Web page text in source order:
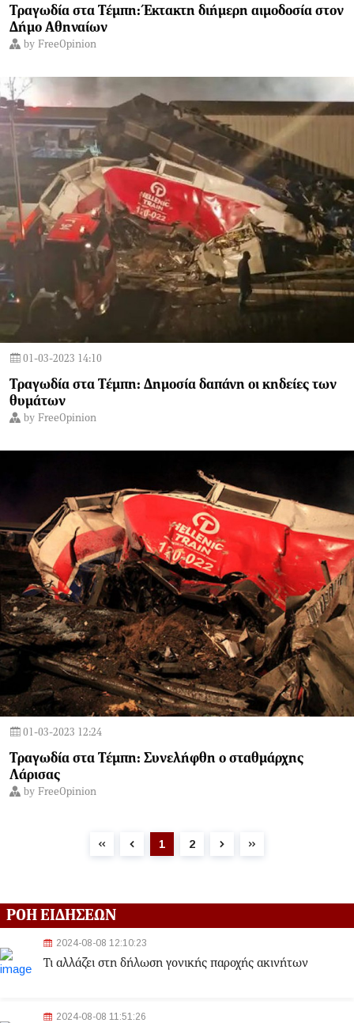
Τραγωδία στα Τέμπη: Έκτακτη διήμερη αιμοδοσία στον
Δήμο Αθηναίων
by FreeOpinion
01-03-2023 14:10
Τραγωδία στα Τέμπη: Δημοσία δαπάνη οι κηδείες των
θυμάτων
by FreeOpinion
01-03-2023 12:24
Τραγωδία στα Τέμπη: Συνελήφθη ο σταθμάρχης
Λάρισας
by FreeOpinion
1 2
ΡΟΗ ΕΙΔΗΣΕΩΝ
2024-08-08 12:10:23
Τι αλλάζει στη δήλωση γονικής παροχής ακινήτων
2024-08-08 11:51:26